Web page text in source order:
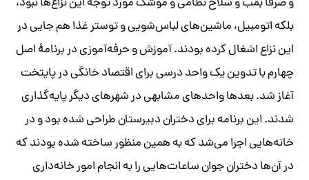
بلکه اتومبیل، ماشین‌های لباس‌شویی و توستر غذا هم جایی در
این نزاع اشغال کرده بودند. آموزش و حرفه‌آموزی در برنامۀ اصل
چهارم با تدوین یک واحد درسی برای اقتصاد خانگی در پایتخت
آغاز شد. بعدها واحدهای مشابهی در شهرهای دیگر پایه‌گذاری
شدند. این برنامه برای دختران دبیرستان طراحی شده بود و در
خانه‌هایی اجرا می‌شد که به همین منظور ساخته شده بودند که
در آن‌ها دختران جوان ساعات‌هایی را به انجام امور خانه‌داری